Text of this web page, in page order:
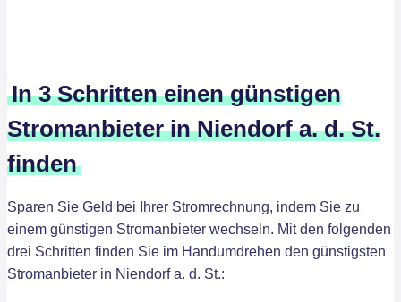
In 3 Schritten einen günstigen
Stromanbieter in Niendorf a. d. St.
finden
Sparen Sie Geld bei Ihrer Stromrechnung, indem Sie zu
einem günstigen Stromanbieter wechseln. Mit den folgenden
drei Schritten finden Sie im Handumdrehen den günstigsten
Stromanbieter in Niendorf a. d. St.: